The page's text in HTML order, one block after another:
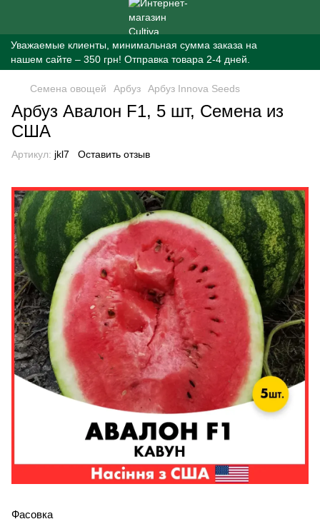
Уважаемые клиенты, минимальная сумма заказа на
нашем сайте – 350 грн! Отправка товара 2-4 дней.
Семена овощей Арбуз Арбуз Innova Seeds
Арбуз Авалон F1, 5 шт, Семена из
США
Артикул: jkl7 Оставить отзыв
Фасовка